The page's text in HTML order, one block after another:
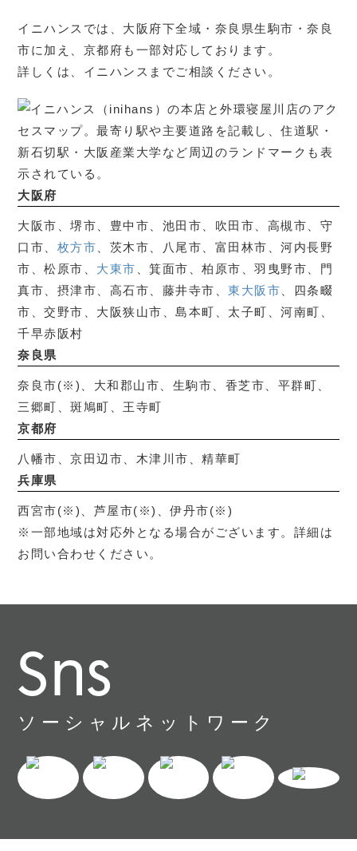
イニハンスでは、大阪府下全域・奈良県生駒市・奈良
市に加え、京都府も一部対応しております。
詳しくは、イニハンスまでご相談ください。
大阪府
大阪市、堺市、豊中市、池田市、吹田市、高槻市、守
口市、 枚方市 、茨木市、八尾市、富田林市、河内長野
市、松原市、 大東市
、箕面市、柏原市、羽曳野市、門
真市、摂津市、高石市、藤井寺市、東大阪市 、四条畷
市、交野市、大阪狭山市、島本町、太子町、河南町、
千早赤阪村
奈良県
奈良市(※)、大和郡山市、生駒市、香芝市、平群町、
三郷町、斑鳩町、王寺町
京都府
八幡市、京田辺市、木津川市、精華町
兵庫県
西宮市(※)、芦屋市(※)、伊丹市(※)
※一部地域は対応外となる場合がございます。詳細は
お問い合わせください。
Sns
ソーシャルネットワーク